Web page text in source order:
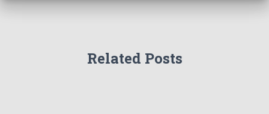
Related Posts